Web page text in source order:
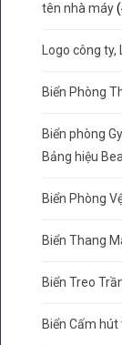
tên nhà máy
Logo công ty,
Biển Phòng
Biển phòng
Bảng hiệu
Biển Phòng
Biển Thang
Biển Treo
Biển Cấm